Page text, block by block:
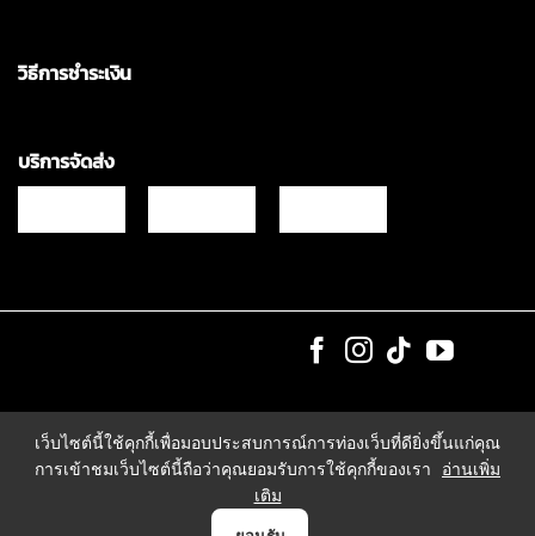
วิธีการชำระเงิน
บริการจัดส่ง
เว็บไซต์นี้ใช้คุกกี้เพื่อมอบประสบการณ์การท่องเว็บที่ดียิ่งขึ้นแก่คุณ
การเข้าชมเว็บไซต์นี้ถือว่าคุณยอมรับการใช้คุกกี้ของเรา
อ่านเพิ่ม
เติม